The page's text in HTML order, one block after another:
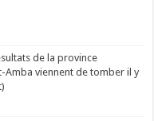
de la province
Amba viennent de tomber il y